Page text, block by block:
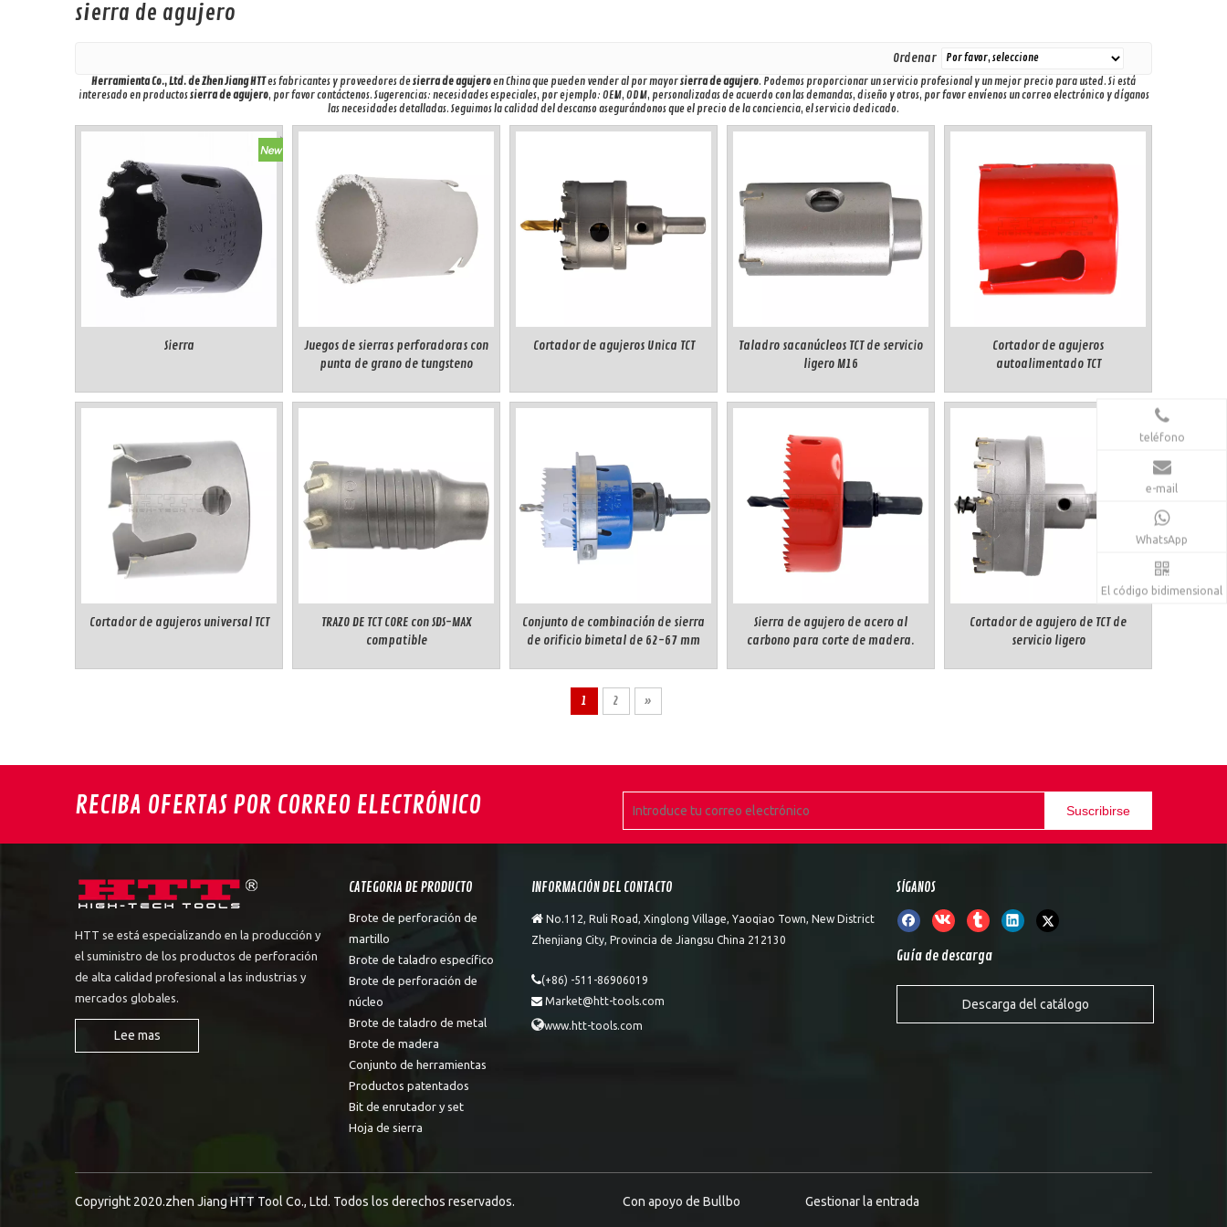
sierra de agujero
Ordenar
Herramienta Co., Ltd. de Zhen Jiang HTTes fabricantes y proveedores desierra de agujeroen China que pueden vender al por mayorsierra de agujero. Podemos proporcionar un servicio profesional y un mejor precio para usted. Si está
interesado en productossierra de agujero, por favor contáctenos. Sugerencias: necesidades especiales, por ejemplo: OEM, ODM, personalizadas de acuerdo con las demandas, diseño y otros, por favor envíenos un correo electrónico y díganos
las necesidades detalladas. Seguimos la calidad del descanso asegurándonos que el precio de la conciencia, el servicio dedicado.
Sierra
Juegos de sierras perforadoras con
punta de grano de tungsteno
Cortador de agujeros Unica TCT
Taladro sacanúcleos TCT de servicio
ligero M16
Cortador de agujeros
autoalimentado TCT
Cortador de agujeros universal TCT
TRAZO DE TCT CORE con SDS-MAX
compatible
Conjunto de combinación de sierra
de orificio bimetal de 62-67 mm
Sierra de agujero de acero al
carbono para corte de madera.
Cortador de agujero de TCT de
servicio ligero
1 2 »
RECIBA OFERTAS POR CORREO ELECTRÓNICO Suscribirse
HTT se está especializando en la producción y
el suministro de los productos de perforación
de alta calidad profesional a las industrias y
mercados globales.
Lee mas
CATEGORIA DE PRODUCTO
Brote de perforación de
martillo
Brote de taladro específico
Brote de perforación de
núcleo
Brote de taladro de metal
Brote de madera
Conjunto de herramientas
Productos patentados
Bit de enrutador y set
Hoja de sierra
INFORMACIÓN DEL CONTACTO
 No.112, Ruli Road, Xinglong Village, Yaoqiao Town, New District
Zhenjiang City, Provincia de Jiangsu China 212130
(+86) -511-86906019
 Market@htt-tools.com
www.htt-tools.com
SÍGANOS
Guía de descarga
Descarga del catálogo
teléfono
e-mail
WhatsApp
El código bidimensional
Copyright 2020.zhen Jiang HTT Tool Co., Ltd. Todos los derechos reservados. Con apoyo de Bullbo Gestionar la entrada